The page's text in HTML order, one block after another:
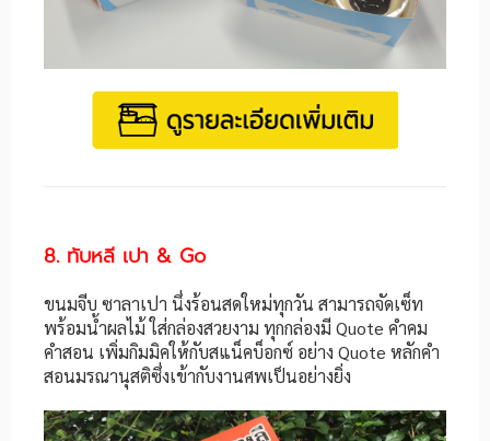
8. ทับหลี เปา & Go
ขนมจีบ ซาลาเปา นึ่งร้อนสดใหม่ทุกวัน สามารถจัดเซ็ท
พร้อมน้ำผลไม้ ใส่กล่องสวยงาม ทุกกล่องมี Quote คำคม
คำสอน เพิ่มกิมมิคให้กับสแน็คบ็อกซ์ อย่าง Quote หลักคำ
สอนมรณานุสติซึ่งเข้ากับงานศพเป็นอย่างยิ่ง